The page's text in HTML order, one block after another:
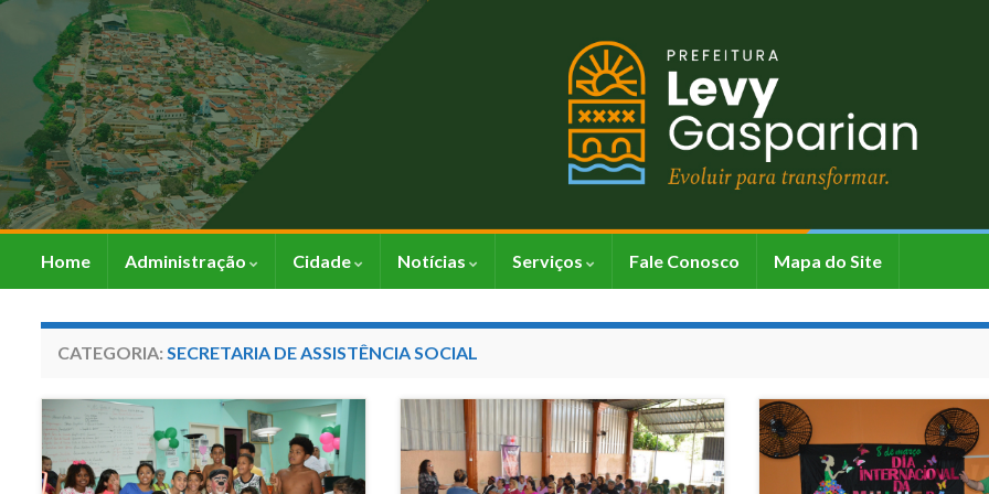
Home Administração Cidade Notícias Serviços Fale Conosco Mapa do Site
CATEGORIA: SECRETARIA DE ASSISTÊNCIA SOCIAL